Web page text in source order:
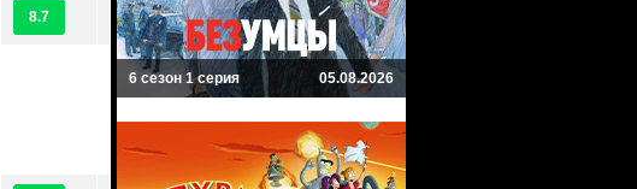
8.7
6 сезон 1 серия 05.08.2026